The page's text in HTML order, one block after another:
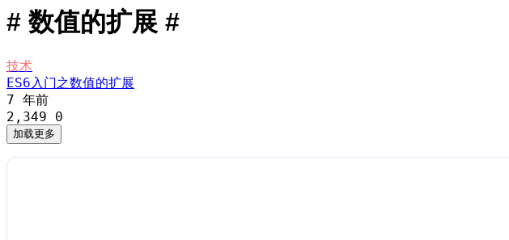
# 数值的扩展 #
技术
ES6入门之数值的扩展
7 年前
2,349 0
加载更多